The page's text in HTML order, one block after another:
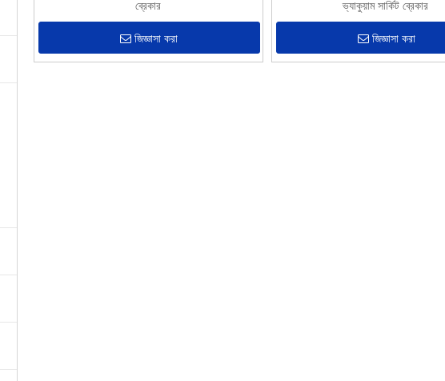
ব্রেকার
জিজ্ঞাসা করা
ভ্যাকুয়াম সার্কিট ব্রেকার
জিজ্ঞাসা করা